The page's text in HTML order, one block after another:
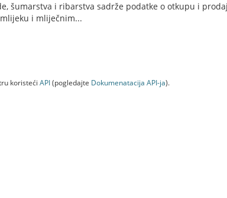
šumarstva i ribarstva sadrže podatke o otkupu i
i mliječnim...
koristeći API(pogledajte Dokumenаtаcijа API-jа).